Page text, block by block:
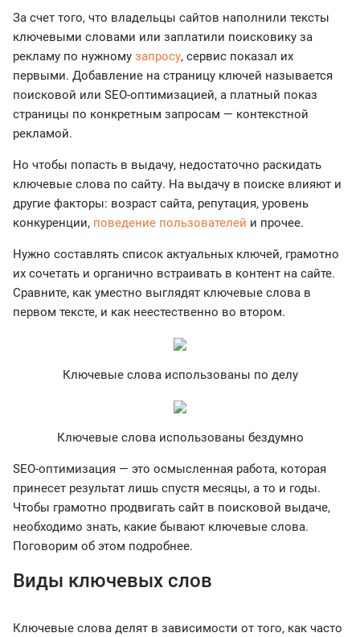
За счет того, что владельцы сайтов наполнили тексты
ключевыми словами или заплатили поисковику за
рекламу по нужному запросу, сервис показал их
первыми. Добавление на страницу ключей называется
поисковой или SEO-оптимизацией, а платный показ
страницы по конкретным запросам — контекстной
рекламой.
Но чтобы попасть в выдачу, недостаточно раскидать
ключевые слова по сайту. На выдачу в поиске влияют и
другие факторы: возраст сайта, репутация, уровень
конкуренции, поведение пользователей и прочее.
Нужно составлять список актуальных ключей, грамотно
их сочетать и органично встраивать в контент на сайте.
Сравните, как уместно выглядят ключевые слова в
первом тексте, и как неестественно во втором.
Ключевые слова использованы по делу
Ключевые слова использованы бездумно
SEO-оптимизация — это осмысленная работа, которая
принесет результат лишь спустя месяцы, а то и годы.
Чтобы грамотно продвигать сайт в поисковой выдаче,
необходимо знать, какие бывают ключевые слова.
Поговорим об этом подробнее.
Виды ключевых слов
Ключевые слова делят в зависимости от того, как часто